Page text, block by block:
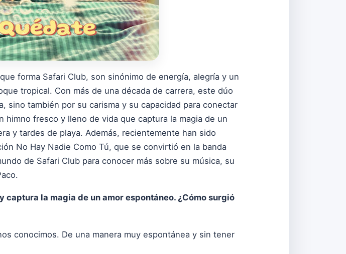
forma Safari Club, son sinónimo de energía, alegría y un
tropical. Con más de una década de carrera, este dúo
sino también por su carisma y su capacidad para conectar
fresco y lleno de vida que captura la magia de un
y tardes de playa. Además, recientemente han sido
No Hay Nadie Como Tú, que se convirtió en la banda
de Safari Club para conocer más sobre su música, su
la magia de un amor espontáneo. ¿Cómo surgió
conocimos. De una manera muy espontánea y sin tener